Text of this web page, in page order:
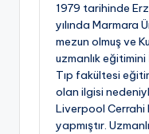
1979 tarihinde
yılında Marmara
mezun olmuş ve
uzmanlık
Tıp fakültesi
olan ilgisi
Liverpool Cerrahi
yapmıştır.